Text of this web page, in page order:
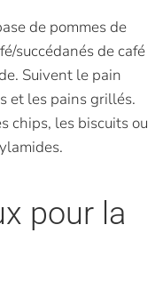
de pommes de
succédanés de café
Suivent le pain
et les pains grillés.
chips, les biscuits ou
pour la